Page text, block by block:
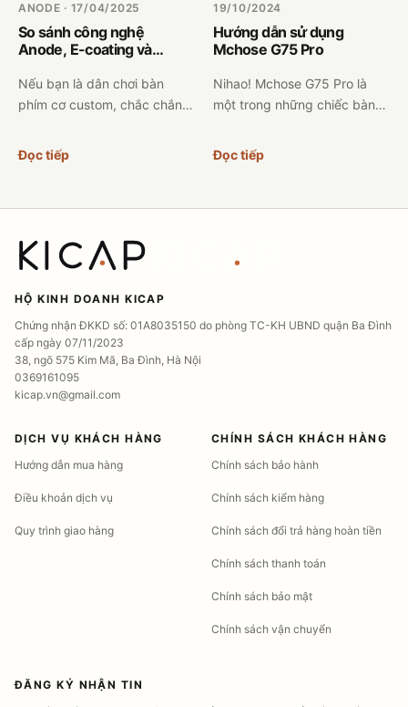
ngữ như cr...
ANODE · 17/04/2025
So sánh công nghệ
Anode, E-coating và
CNC của bàn phím cơ
Nếu bạn là dân chơi bàn
phím cơ custom, chắc chắn
ngữ như Anode, E-coating và
Spraying khi tìm hiểu về
Đọc tiếp
19/10/2024
Hướng dẫn sử dụng
Mchose G75 Pro
Nihao! Mchose G75 Pro là
một trong những chiếc bàn
thiết kế layout TKL, đèn nền
RGB, 3 chế độ,.... Mchose
Đọc tiếp
HỘ KINH DOANH KICAP
Chứng nhận ĐKKD số: 01A8035150 do phòng TC-KH UBND quận Ba Đình
cấp ngày 07/11/2023
38, ngõ 575 Kim Mã, Ba Đình, Hà Nội
0369161095
kicap.vn@gmail.com
DỊCH VỤ KHÁCH HÀNG
Hướng dẫn mua hàng
Điều khoản dịch vụ
Quy trình giao hàng
CHÍNH SÁCH KHÁCH HÀNG
Chính sách bảo hành
Chính sách kiểm hàng
Chính sách đổi trả hàng hoàn tiền
Chính sách thanh toán
Chính sách bảo mật
Chính sách vận chuyển
ĐĂNG KÝ NHẬN TIN